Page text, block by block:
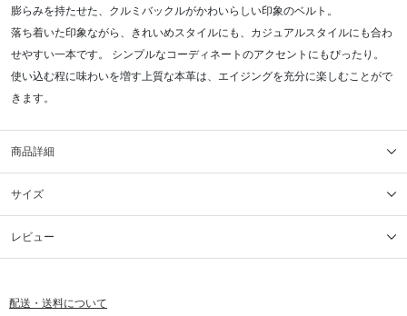
膨らみを持たせた、クルミバックルがかわいらしい印象のベルト。
落ち着いた印象ながら、きれいめスタイルにも、カジュアルスタイルにも合わ
せやすい一本です。 シンプルなコーディネートのアクセントにもぴったり。
使い込む程に味わいを増す上質な本革は、エイジングを充分に楽しむことがで
きます。
商品詳細
サイズ
レビュー
配送・送料について